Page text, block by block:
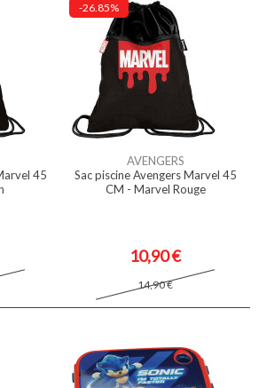
45
-26.85%
AVENGERS
Sac piscine Avengers Marvel 45
CM - Marvel Rouge
10,90 €
14,90 €